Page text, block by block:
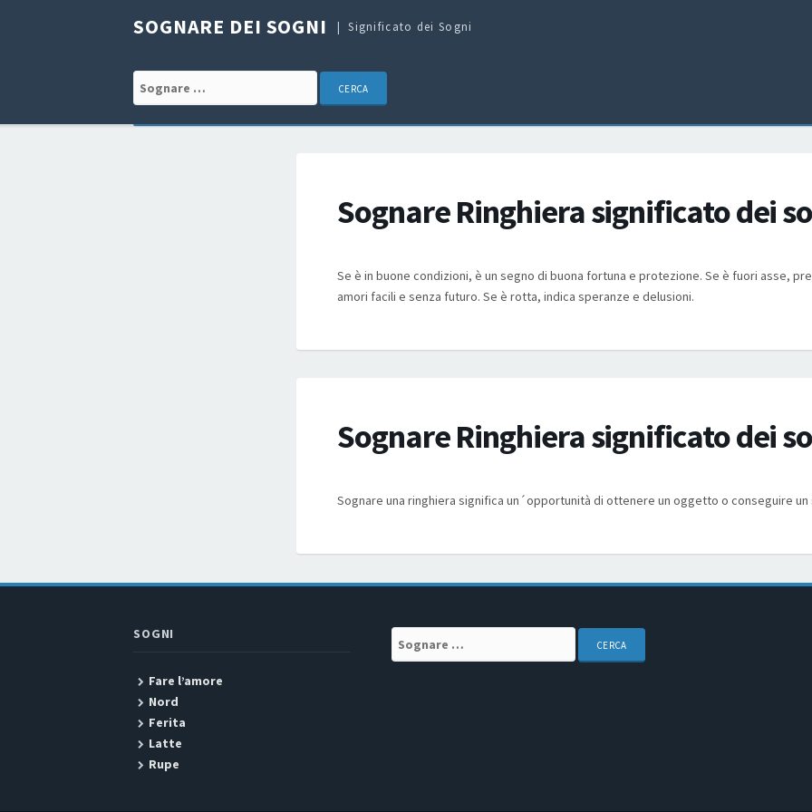
SOGNARE DEI SOGNI Significato dei Sogni
Search for:
Sognare Ringhiera significato dei
Se è in buone condizioni, è un segno di buona fortuna e protezione. Se è fuori asse,
amori facili e senza futuro. Se è rotta, indica speranze e delusioni.
Sognare Ringhiera significato dei
Sognare una ringhiera significa un´opportunità di ottenere un oggetto o conseguire un
SOGNI
Fare l’amore
Nord
Ferita
Latte
Rupe
Search for: